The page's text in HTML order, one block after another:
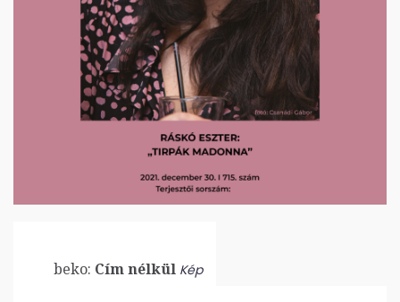
beko: Cím nélkül Kép